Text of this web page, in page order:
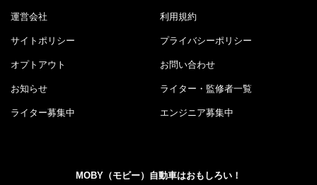
運営会社 利用規約
サイトポリシー プライバシーポリシー
オプトアウト お問い合わせ
お知らせ ライター・監修者一覧
ライター募集中 エンジニア募集中
MOBY（モビー）自動車はおもしろい！